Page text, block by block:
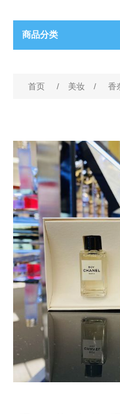
商品分类
首页 / 美妆 / 香